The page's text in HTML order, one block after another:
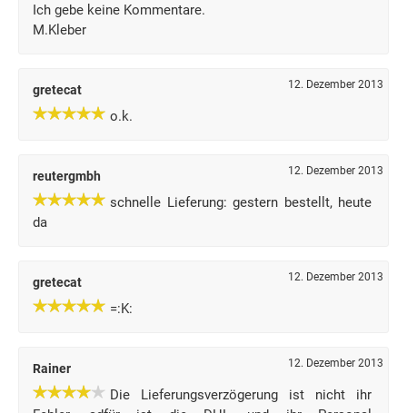
Ich gebe keine Kommentare.
M.Kleber
gretecat 12. Dezember 2013
o.k.
reutergmbh 12. Dezember 2013
schnelle Lieferung: gestern bestellt, heute
da
gretecat 12. Dezember 2013
=:K:
Rainer 12. Dezember 2013
Die Lieferungsverzögerung ist nicht ihr